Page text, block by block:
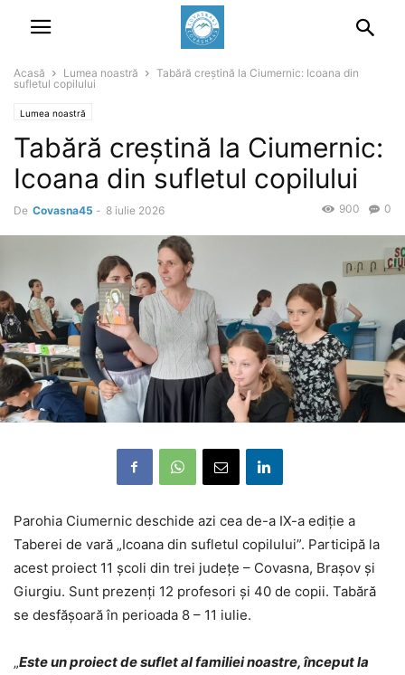
Acasă Lumea noastră
Tabără creștină la Ciumernic: Icoana din
sufletul copilului
Lumea noastră
Tabără creștină la Ciumernic:
Icoana din sufletul copilului
De Covasna45 - 8 iulie 2026 0
900
Parohia Ciumernic deschide azi cea de-a IX-a ediție a
Taberei de vară „Icoana din sufletul copilului”. Participă la
acest proiect 11 școli din trei județe – Covasna, Brașov și
Giurgiu. Sunt prezenți 12 profesori și 40 de copii. Tabără
se desfășoară în perioada 8 – 11 iulie.
„Este un proiect de suflet al familiei noastre, început la